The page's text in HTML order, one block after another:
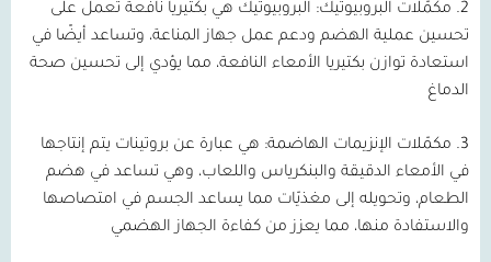
2. مكمّلات البروبيوتيك: البروبيوتيك هي بكتيريا نافعة تعمل على
تحسين عملية الهضم ودعم عمل جهاز المناعة، وتساعد أيضًا في
استعادة توازن بكتيريا الأمعاء النافعة، مما يؤدي إلى تحسين صحة
الدماغ
3. مكمّلات الإنزيمات الهاضمة: هي عبارة عن بروتينات يتم إنتاجها
في الأمعاء الدقيقة والبنكرياس واللعاب، وهي تساعد في هضم
الطعام، وتحويله إلى مغذيّات مما يساعد الجسم في امتصاصها
والاستفادة منها، مما يعزز من كفاءة الجهاز الهضمي